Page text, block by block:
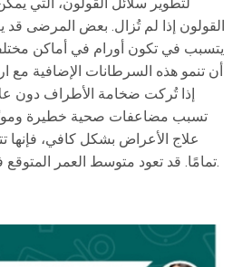
القولون إذا لم تُزال. بعض المرضى
يتسبب في تكون أورام في أماكن
أن تنمو هذه السرطانات الإضافية مع
تسبب مضاعفات صحية خطيرة
علاج الأعراض بشكل كافي، فإنها
تمامًا. قد تعود متوسط العمر المتوقع في النهاية إلى الطبيعي.